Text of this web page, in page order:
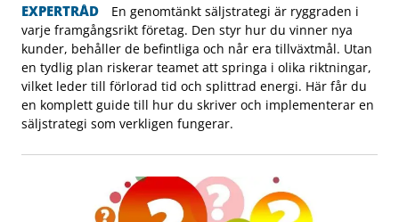
EXPERTRÅD
En genomtänkt säljstrategi är ryggraden i
varje framgångsrikt företag. Den styr hur du vinner nya
kunder, behåller de befintliga och når era tillväxtmål. Utan
en tydlig plan riskerar teamet att springa i olika riktningar,
vilket leder till förlorad tid och splittrad energi. Här får du
en komplett guide till hur du skriver och implementerar en
säljstrategi som verkligen fungerar.